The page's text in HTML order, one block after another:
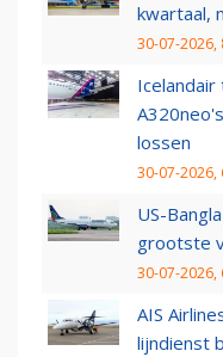
kwartaal,
30-07-2026,
lossen
30-07-2026,
US-
grootste
30-07-2026,
AIS
lijndienst